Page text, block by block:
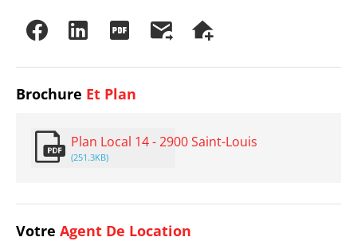
Brochure Et Plan
Plan Local 14 - 2900 Saint-Louis
(251.3KB)
Votre Agent De Location